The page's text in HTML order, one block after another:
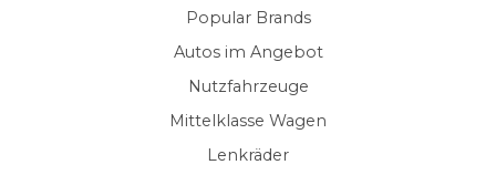
Popular Brands
Autos im Angebot
Nutzfahrzeuge
Mittelklasse Wagen
Lenkräder